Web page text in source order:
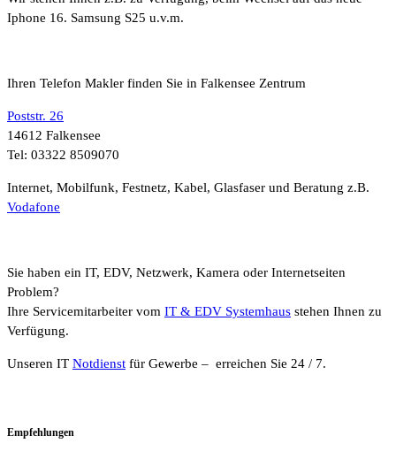
Iphone 16. Samsung S25 u.v.m.
Ihren Telefon Makler finden Sie in Falkensee Zentrum
Poststr. 26
14612 Falkensee
Tel: 03322 8509070
Internet, Mobilfunk, Festnetz, Kabel, Glasfaser und Beratung z.B.
Vodafone
Sie haben ein IT, EDV, Netzwerk, Kamera oder Internetseiten
Problem?
Ihre Servicemitarbeiter vom IT & EDV Systemhaus stehen Ihnen zu
Verfügung.
Unseren IT Notdienst für Gewerbe – erreichen Sie 24 / 7.
Empfehlungen